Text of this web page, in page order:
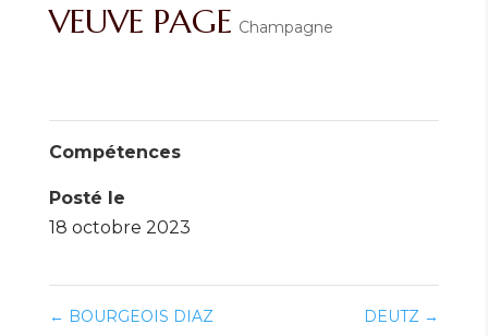
VEUVE PAGE Champagne
Compétences
Posté le
18 octobre 2023
← BOURGEOIS DIAZ DEUTZ →